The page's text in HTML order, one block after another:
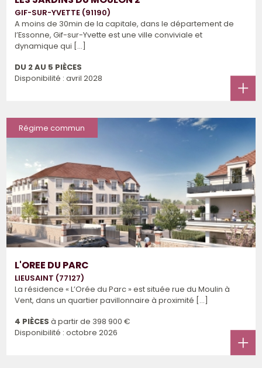
GIF-SUR-YVETTE (91190)
A moins de 30min de la capitale, dans le département de
l’Essonne, Gif-sur-Yvette est une ville conviviale et
dynamique qui [...]
DU 2 AU 5 PIÈCES
Disponibilité : avril 2028
Régime commun
L'OREE DU PARC
LIEUSAINT (77127)
La résidence « L’Orée du Parc » est située rue du Moulin à
Vent, dans un quartier pavillonnaire à proximité [...]
4 PIÈCES à partir de 398 900 €
Disponibilité : octobre 2026